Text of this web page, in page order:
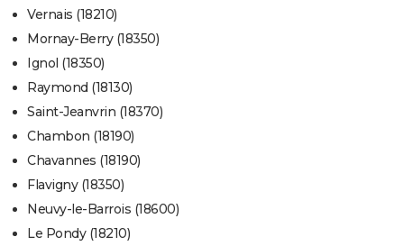
Vernais (18210)
Mornay-Berry (18350)
Ignol (18350)
Raymond (18130)
Saint-Jeanvrin (18370)
Chambon (18190)
Chavannes (18190)
Flavigny (18350)
Neuvy-le-Barrois (18600)
Le Pondy (18210)